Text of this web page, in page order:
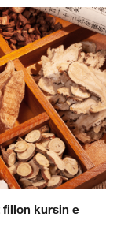
fillon kursin e